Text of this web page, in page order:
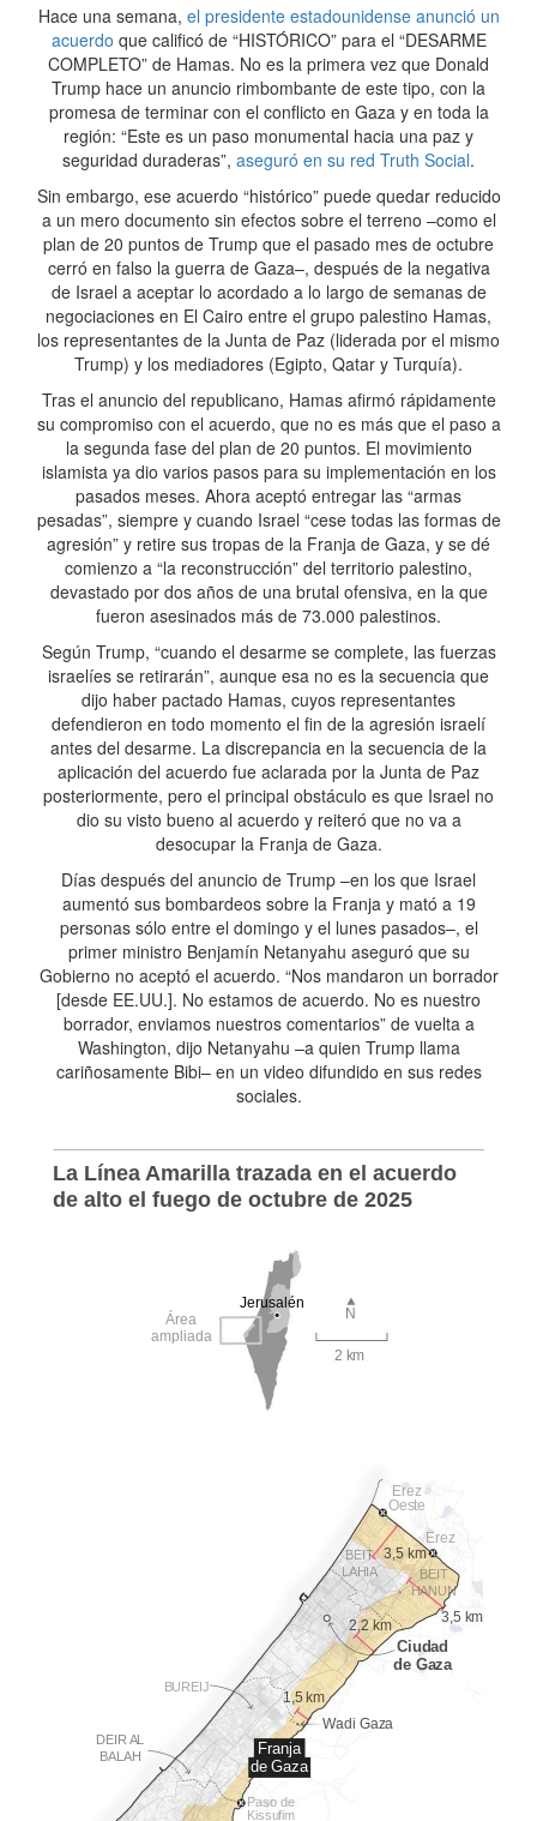
Hace una semana, el presidente estadounidense anunció un
acuerdo que calificó de “HISTÓRICO” para el “DESARME
COMPLETO” de Hamas. No es la primera vez que Donald
Trump hace un anuncio rimbombante de este tipo, con la
promesa de terminar con el conflicto en Gaza y en toda la
región: “Este es un paso monumental hacia una paz y
seguridad duraderas”, aseguró en su red Truth Social.
Sin embargo, ese acuerdo “histórico” puede quedar reducido
a un mero documento sin efectos sobre el terreno –como el
plan de 20 puntos de Trump que el pasado mes de octubre
cerró en falso la guerra de Gaza–, después de la negativa
de Israel a aceptar lo acordado a lo largo de semanas de
negociaciones en El Cairo entre el grupo palestino Hamas,
los representantes de la Junta de Paz (liderada por el mismo
Trump) y los mediadores (Egipto, Qatar y Turquía).
Tras el anuncio del republicano, Hamas afirmó rápidamente
su compromiso con el acuerdo, que no es más que el paso a
la segunda fase del plan de 20 puntos. El movimiento
islamista ya dio varios pasos para su implementación en los
pasados meses. Ahora aceptó entregar las “armas
pesadas”, siempre y cuando Israel “cese todas las formas de
agresión” y retire sus tropas de la Franja de Gaza, y se dé
comienzo a “la reconstrucción” del territorio palestino,
devastado por dos años de una brutal ofensiva, en la que
fueron asesinados más de 73.000 palestinos.
Según Trump, “cuando el desarme se complete, las fuerzas
israelíes se retirarán”, aunque esa no es la secuencia que
dijo haber pactado Hamas, cuyos representantes
defendieron en todo momento el fin de la agresión israelí
antes del desarme. La discrepancia en la secuencia de la
aplicación del acuerdo fue aclarada por la Junta de Paz
posteriormente, pero el principal obstáculo es que Israel no
dio su visto bueno al acuerdo y reiteró que no va a
desocupar la Franja de Gaza.
Días después del anuncio de Trump –en los que Israel
aumentó sus bombardeos sobre la Franja y mató a 19
personas sólo entre el domingo y el lunes pasados–, el
primer ministro Benjamín Netanyahu aseguró que su
Gobierno no aceptó el acuerdo. “Nos mandaron un borrador
[desde EE.UU.]. No estamos de acuerdo. No es nuestro
borrador, enviamos nuestros comentarios” de vuelta a
Washington, dijo Netanyahu –a quien Trump llama
cariñosamente Bibi– en un video difundido en sus redes
sociales.
La Línea Amarilla trazada en el acuerdo
de alto el fuego de octubre de 2025
Jerusalén
N
Área
ampliada
2 km
Erez
Oeste
Erez
3,5 km
BEIT
LAHIA
BEIT
HANUN
3,5 km
2,2 km
Ciudad
de Gaza
BUREIJ
1,5 km
Wadi Gaza
DEIR AL
BALAH
Franja
de Gaza
Paso de
Kissufim